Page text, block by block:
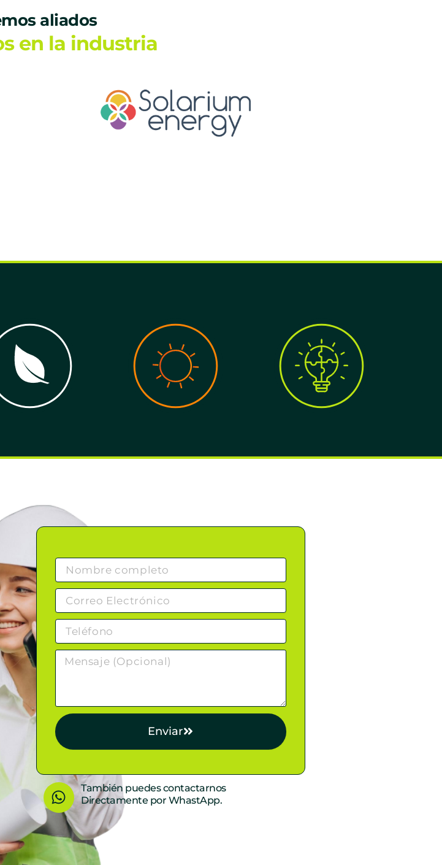
aliados
en la industria
Enviar
W
h
a
t
También puedes contactarnos
Directamente por WhastApp.